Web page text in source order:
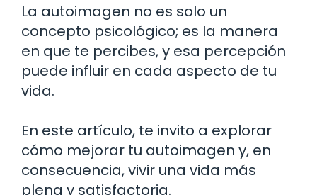
La autoimagen no es solo un
concepto psicológico; es la manera
en que te percibes, y esa percepción
puede influir en cada aspecto de tu
vida.
En este artículo, te invito a explorar
cómo mejorar tu autoimagen y, en
consecuencia, vivir una vida más
plena y satisfactoria.